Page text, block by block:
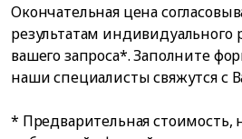
Окончательная цена
результатам индивидуального
вашего запроса*. Заполните
наши специалисты свяжутся с
* Предварительная стоимость,